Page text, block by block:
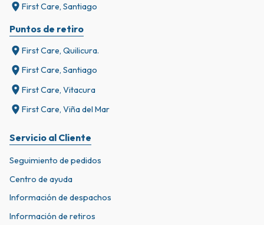
First Care, Santiago
Puntos de retiro
First Care, Quilicura.
First Care, Santiago
First Care, Vitacura
First Care, Viña del Mar
Servicio al Cliente
Seguimiento de pedidos
Centro de ayuda
Información de despachos
Información de retiros